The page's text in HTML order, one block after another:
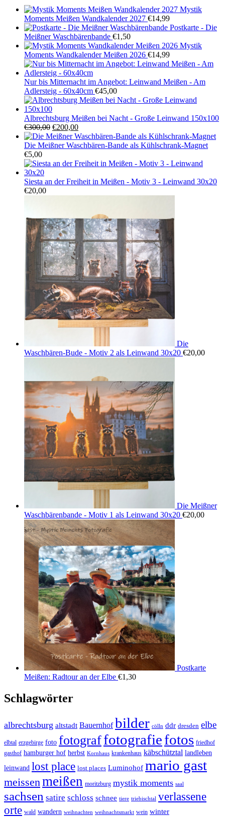
Mystik
Moments Meißen Wandkalender 2027 €14,99
Postkarte - Die
Meißner Waschbärenbande €1,50
Mystik
Moments Wandkalender Meißen 2026 €14,99
Nur bis Mitternacht im Angebot: Leinwand Meißen - Am
Adlersteig - 60x40cm €45,00
Albrechtsburg Meißen bei Nacht - Große Leinwand 150x100
€300,00 Ursprünglicher
Preis
war:
€200,00Aktueller
Preis
ist:
Die Meißner Waschbären-Bande als Kühlschrank-Magnet
€5,00
Siesta an der Freiheit in Meißen - Motiv 3 - Leinwand 30x20
€20,00
Die
Waschbären-Bude - Motiv 2 als Leinwand 30x20 €20,00
Die Meißner
Waschbärenbande - Motiv 1 als Leinwand 30x20 €20,00
Postkarte
Meißen: Radtour an der Elbe €1,30
Schlagwörter
albrechtsburg altstadt Bauernhof bilder cölln ddr dresden elbe
elbtal erzgebirge foto fotograffotografiefotos friedhof
gasthof hamburger hof herbst Kornhaus krankenhaus käbschütztal landleben
leinwand lost place lost places Luminohof mario gast
meissen meißen moritzburg mystik moments saal
sachsen satire schloss schnee tiere triebischtal verlassene
orte wald wandern weihnachten weihnachtsmarkt wein winter